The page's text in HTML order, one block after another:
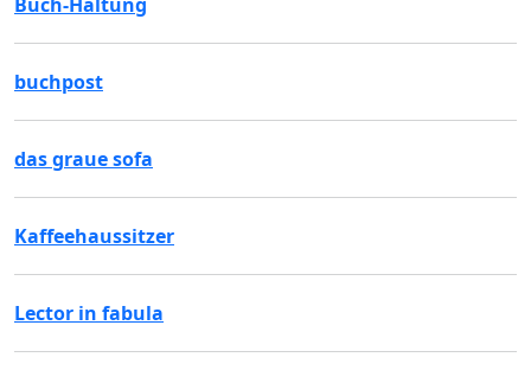
buchpost
das graue sofa
Kaffeehaussitzer
Lector in fabula